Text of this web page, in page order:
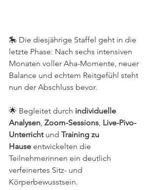
🎠 Die diesjährige Staffel geht in die
letzte Phase: Nach sechs intensiven
Monaten voller Aha-Momente, neuer
Balance und echtem Reitgefühl steht
nun der Abschluss bevor.
🌟 Begleitet durch individuelle
Analysen, Zoom-Sessions, Live-Pivo-
Unterricht und Training zu
Hause entwickelten die
Teilnehmerinnen ein deutlich
verfeinertes Sitz- und
Körperbewusstsein.